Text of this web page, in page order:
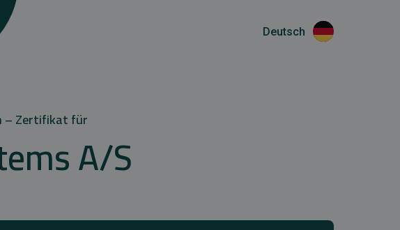
Deutsch
– Zertifikat für
A/S